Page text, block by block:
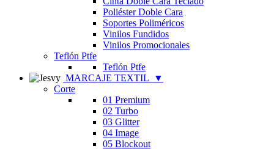
Poliéster Doble Cara
Soportes Poliméricos
Vinilos Fundidos
Vinilos Promocionales
Teflón Ptfe
Teflón Ptfe
MARCAJE TEXTIL
▼
Corte
01 Premium
02 Turbo
03 Glitter
04 Image
05 Blockout